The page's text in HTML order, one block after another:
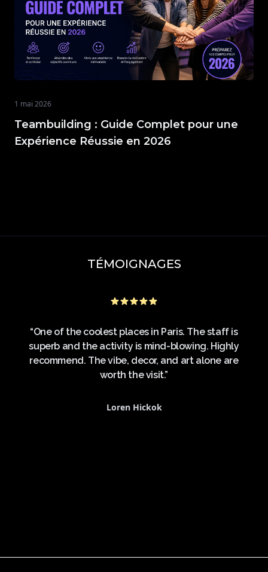
1 mai 2026
Teambuilding : Guide Complet pour une
Expérience Réussie en 2026
TÉMOIGNAGES
“One of the coolest places in Paris. The staff is
superb and the activity is mind-blowing. Highly
recommend. The vibe, decor, and art alone are
worth the visit.”
Loren Hickok